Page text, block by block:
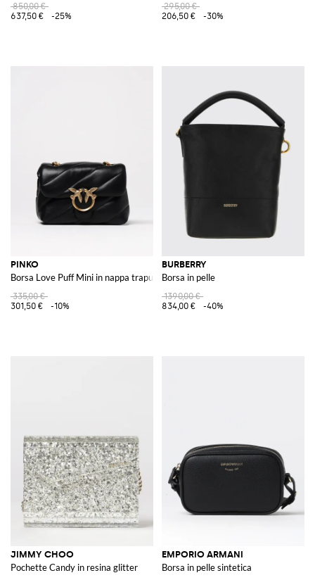
850,00 €
637,50 €
-25%
295,00 €
206,50 €
-30%
PINKO
Borsa Love Puff Mini in nappa trapuntata
335,00 €
301,50 €
-10%
BURBERRY
Borsa in pelle
1390,00 €
834,00 €
-40%
JIMMY CHOO
Pochette Candy in resina glitter
EMPORIO ARMANI
Borsa in pelle sintetica